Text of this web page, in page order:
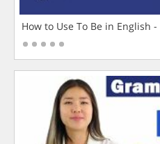
How to Use To Be in English